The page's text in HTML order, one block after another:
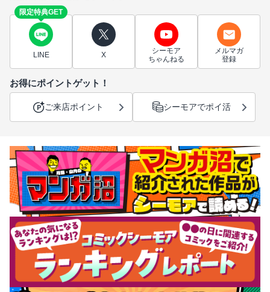
限定特典GET
LINE X
シーモア
ちゃんねる
メルマガ
登録
お得にポイントゲット！
ご来店ポイント シーモアでポイ活